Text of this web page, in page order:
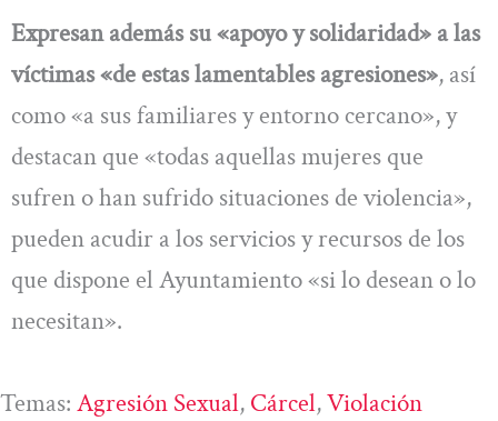
Expresan además su «apoyo y solidaridad» a las
víctimas «de estas lamentables agresiones», así
como «a sus familiares y entorno cercano», y
destacan que «todas aquellas mujeres que
sufren o han sufrido situaciones de violencia»,
pueden acudir a los servicios y recursos de los
que dispone el Ayuntamiento «si lo desean o lo
necesitan».
Temas: Agresión Sexual, Cárcel, Violación